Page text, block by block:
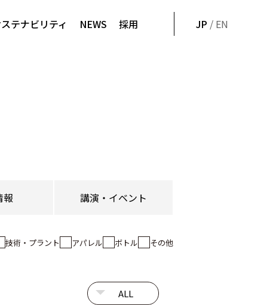
テナビリティ NEWS 採用 JP / EN
報 講演・イベント
技術・プラント アパレル ボトル その他